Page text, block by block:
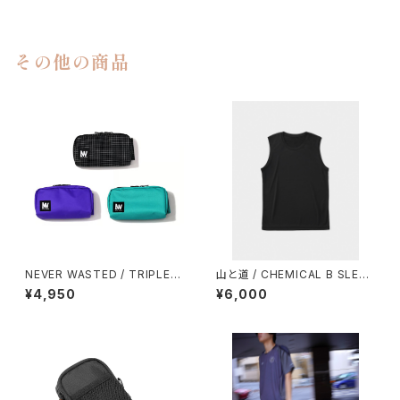
その他の商品
NEVER WASTED / TRIPLEY
ES
¥4,950
山と道 / CHEMICAL B SLEEV
ELESS（MEN）
¥6,000